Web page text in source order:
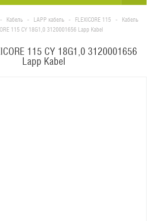
- Кабель - LAPP кабель - FLEXICORE 115 -
Кабель
115 CY 18G1,0 3120001656 Lapp Kabel
115 CY 18G1,0 3120001656
Lapp Kabel